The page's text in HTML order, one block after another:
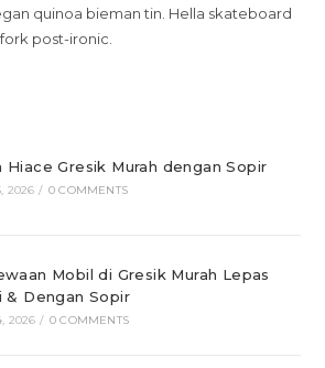
quinoa bieman tin. Hella skateboard
post-ironic.
Hiace Gresik Murah dengan Sopir
2026 / 0 COMMENTS
Mobil di Gresik Murah Lepas
& Dengan Sopir
2026 / 0 COMMENTS